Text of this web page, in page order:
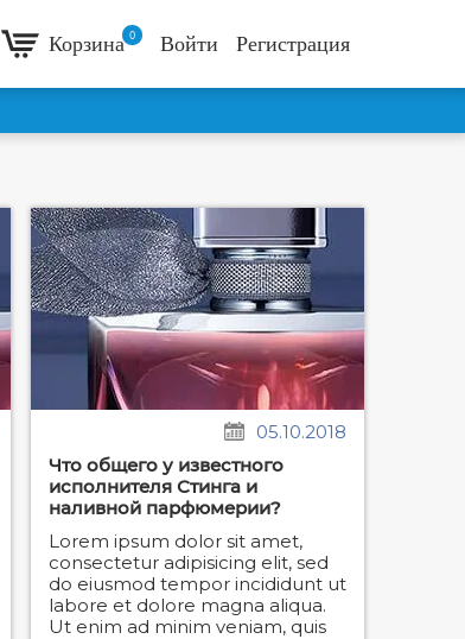
Корзина 0 Войти Регистрация
05.10.2018
Что общего у известного
исполнителя Стинга и
наливной парфюмерии?
Lorem ipsum dolor sit amet,
consectetur adipisicing elit, sed
do eiusmod tempor incididunt ut
labore et dolore magna aliqua.
Ut enim ad minim veniam, quis